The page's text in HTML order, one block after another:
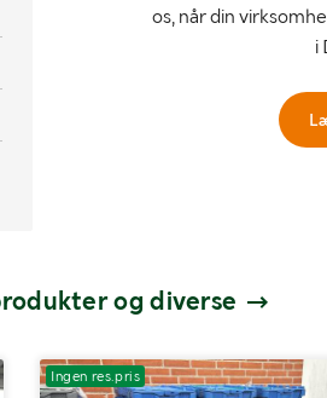
os, når din
i
og diverse
Ingen res.pris